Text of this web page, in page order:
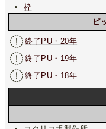
枠
ピ
終了PU・20年
終了PU・19年
終了PU・18年